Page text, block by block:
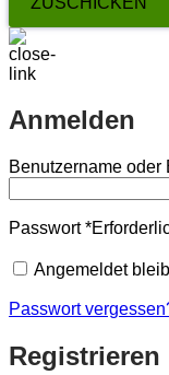
Anmelden
Benutzername oder
Passwort*
Angemeldet
Passwort
Registrieren